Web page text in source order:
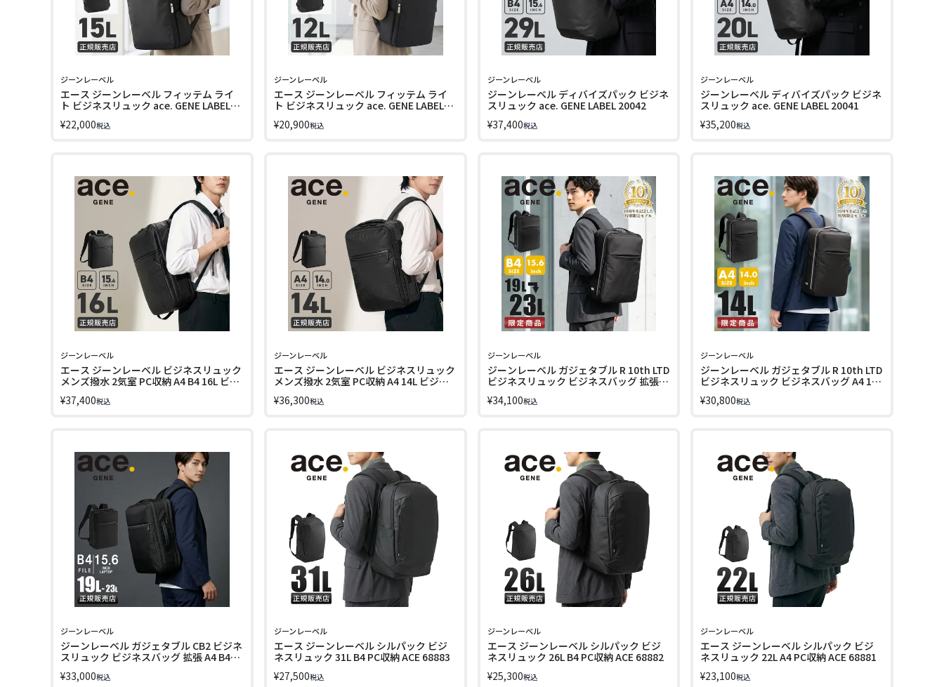
ジーンレーベル
エース ジーンレーベル フィッテム ライ
ト ビジネスリュック ace. GENE LABEL
¥22,000税込
ジーンレーベル
エース ジーンレーベル フィッテム ライ
ト ビジネスリュック ace. GENE LABEL
¥20,900税込
ジーンレーベル
ジーンレーベル ディバイズパック ビジネ
スリュック ace. GENE LABEL 20042
¥37,400税込
ジーンレーベル
ジーンレーベル ディバイズパック ビジネ
スリュック ace. GENE LABEL 20041
¥35,200税込
ジーンレーベル
エース ジーンレーベル ビジネスリュック
メンズ撥水 2気室 PC収納 A4 B4 16L ビジ
GENE LABEL GADGETABLE AIR V 20032
¥37,400税込
ジーンレーベル
エース ジーンレーベル ビジネスリュック
メンズ撥水 2気室 PC収納 A4 14L ビジネ
LABEL GADGETABLE AIR V 20031
¥36,300税込
ジーンレーベル
ジーンレーベル ガジェタブル R 10th LTD
ビジネスリュック ビジネスバッグ 拡張
GENE LABEL GADGETABLE R 10th LTD
¥34,100税込
ジーンレーベル
ジーンレーベル ガジェタブル R 10th LTD
ビジネスリュック ビジネスバッグ A4 14L
GADGETABLE R 10th LTD 68961
¥30,800税込
ジーンレーベル
ジーンレーベル ガジェタブル CB2 ビジネ
スリュック ビジネスバッグ 拡張 A4 B4
LABEL GADGETABLE CB2 20025
¥33,000税込
ジーンレーベル
エース ジーンレーベル シルパック ビジ
ネスリュック 31L B4 PC収納 ACE 68883
¥27,500税込
ジーンレーベル
エース ジーンレーベル シルパック ビジ
ネスリュック 26L B4 PC収納 ACE 68882
¥25,300税込
ジーンレーベル
エース ジーンレーベル シルパック ビジ
ネスリュック 22L A4 PC収納 ACE 68881
¥23,100税込